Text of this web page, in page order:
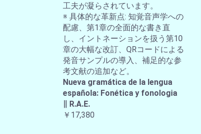
工夫が凝らされています。
※ 具体的な革新点: 知覚音声学への
配慮、第1章の全面的な書き直
し、イントネーションを扱う第10
章の大幅な改訂、QRコードによる
発音サンプルの導入、補足的な参
考文献の追加など。
Nueva gramática de la lengua
española: Fonética y fonologia
∥ R.A.E.
￥17,380